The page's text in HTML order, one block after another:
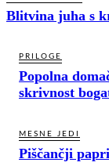
Blitvina juha s
PRILOGE
Popolna
skrivnost
MESNE JEDI
Piščančji